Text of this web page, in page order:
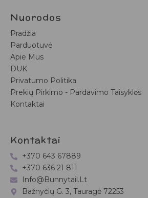
Nuorodos
Pradžia
Parduotuvė
Apie Mus
DUK
Privatumo Politika
Prekių Pirkimo - Pardavimo Taisyklės
Kontaktai
Kontaktai
+370 643 67889
+370 636 21 811
Info@bunnytail.lt
Bažnyčių G. 3, Tauragė 72253